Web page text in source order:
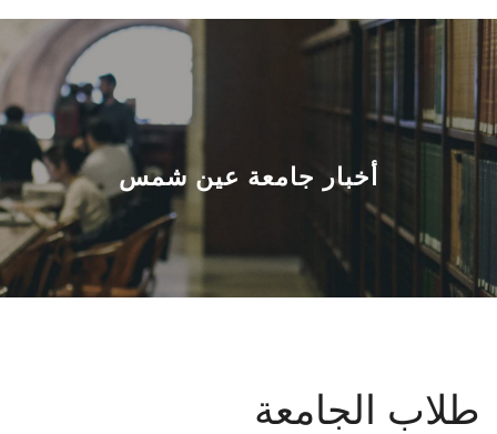
الرئيسيـة
عن الجامعة
القطاعـات
الشئون الأكاديمية
البحث العلمي
أخبار جامعة عين شمس
طلاب الجامعة